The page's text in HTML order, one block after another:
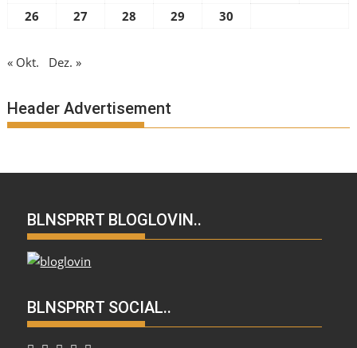
26
27 28 29 30
« Okt. Dez. »
Header Advertisement
BLNSPRRT BLOGLOVIN..
BLNSPRRT SOCIAL..